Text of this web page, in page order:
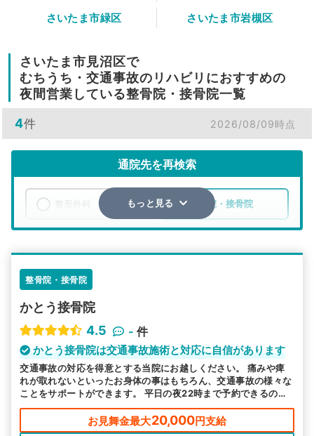
さいたま市緑区
さいたま市岩槻区
さいたま市見沼区で
むちうち・交通事故のリハビリにおすすめの
夜間営業している整骨院・接骨院一覧
4件 2026/08/09時点
通院先を再検索
整骨院・接骨院
その他の検索方法
駅から探す 院名から探す
もっと見る
整骨院・接骨院
かとう接骨院
4.5
- 件
かとう接骨院は交通事故施術と対応に自信があります
交通事故の対応を得意とする当院にお越しください。 痛みや痺
れが取れないといったお身体の事はもちろん、交通事故の様々な
ことをサポートができます。 平日の夜22時まで予約できるの
で、お忙しい方も安心です。
お見舞金最大20,000円支給